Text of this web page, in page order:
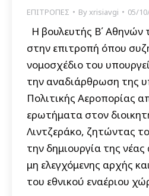
ΕΠΙΤΡΟΠΕΣ Byxrisiavgi 05/
Η βουλευτής Β΄ Αθηνών
στην επιτροπή όπου
νομοσχέδιο του
την αναδιάρθρωση της
Πολιτικής Αεροπορίας
ερωτήματα στον
Λιντζεράκο, ζητώντας
την δημιουργία της
μη ελεγχόμενης αρχής
του εθνικού εναέριου